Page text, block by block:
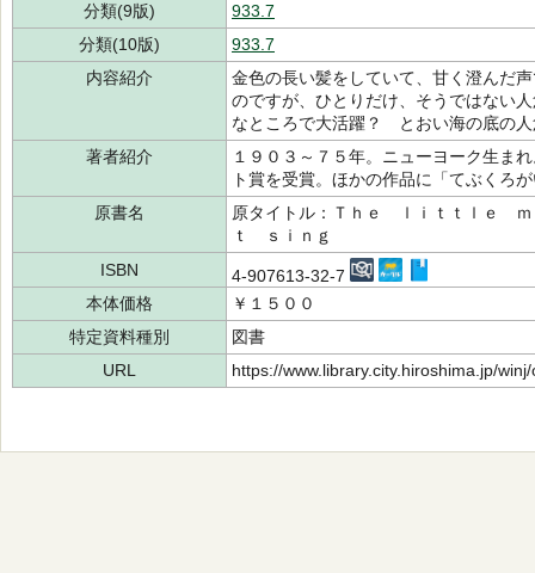
分類(9版)
933.7
分類(10版)
933.7
内容紹介
金色の長い髪をしていて、甘く澄んだ
のですが、ひとりだけ、そうではない
なところで大活躍？ とおい海の底の
著者紹介
１９０３～７５年。ニューヨーク生ま
ト賞を受賞。ほかの作品に「てぶくろ
原書名
原タイトル：Ｔｈｅ ｌｉｔｔｌｅ
ｔ ｓｉｎｇ
ISBN
4-907613-32-7
本体価格
￥１５００
特定資料種別
図書
URL
https://www.library.city.hiroshima.jp/